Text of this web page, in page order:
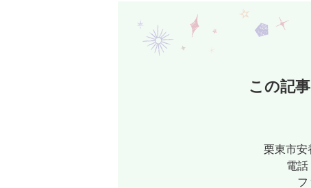
この記
栗東市安
電話
フ